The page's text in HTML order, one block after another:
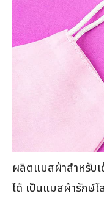
ผลิตแมสผ้าสำหรับ
ได้ เป็นแมสผ้ารักษ์